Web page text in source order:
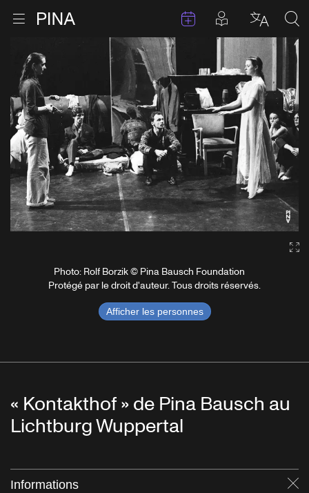
Aller au contenu
Ouvrir le menu Retour à la page d'accueil Évenements
Articles en
Photo: Rolf Borzik © Pina Bausch Foundation
Protégé par le droit d'auteur. Tous droits réservés.
Afficher les personnes
« Kontakthof » de Pina Bausch au
Lichtburg Wuppertal
Informations